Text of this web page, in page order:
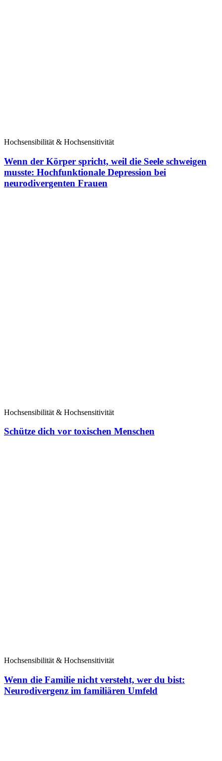
Hochsensibilität & Hochsensitivität
Wenn der Körper spricht, weil die Seele schweigen
musste: Hochfunktionale Depression bei
neurodivergenten Frauen
Hochsensibilität & Hochsensitivität
Schütze dich vor toxischen Menschen
Hochsensibilität & Hochsensitivität
Wenn die Familie nicht versteht, wer du bist:
Neurodivergenz im familiären Umfeld